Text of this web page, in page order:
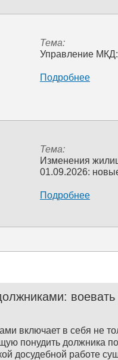
Тема:
Управление МКД:
Подробнее
Тема:
Изменения
01.09.2026:
Подробнее
включает в себя не
понудить должника
досудебной работе